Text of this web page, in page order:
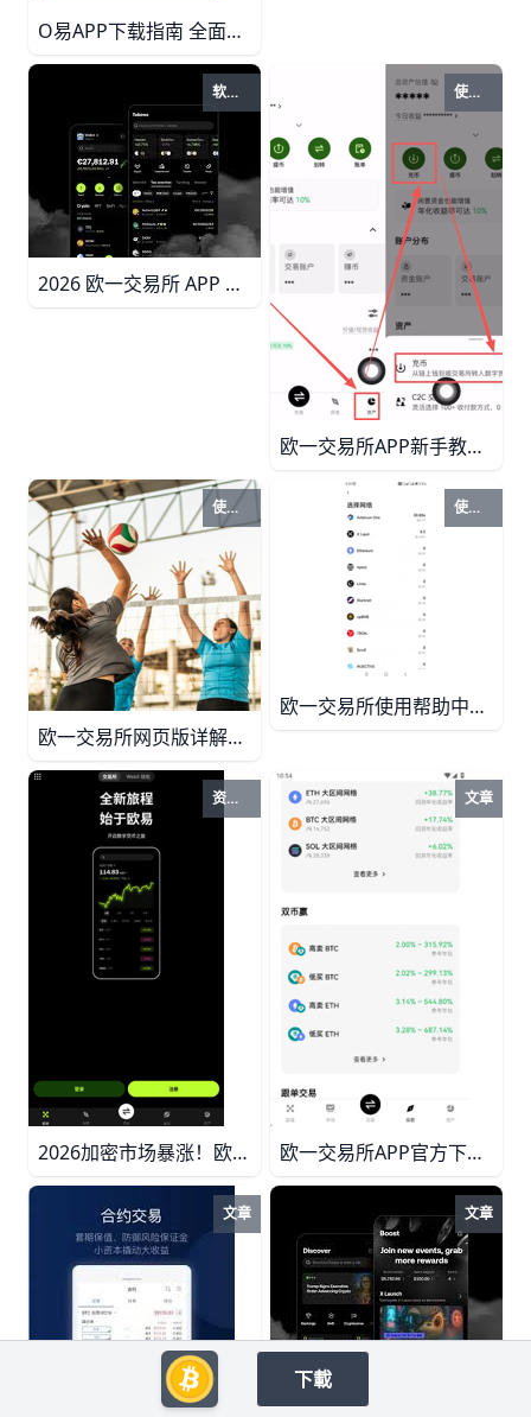
O易APP下载指南 全面介绍欧亿交易所APP的官方下载方法、iPhone与安卓安装步骤，以及安全下载与安装时的注意事项。
软件下载
2026 欧一交易所 APP 官方下载指南！安全获取正版 欧交易所 手机应用全攻略 2026 年最新欧一交易所（Oyi 欧亿）APP 官方正版下载完整指南。详解安卓和 iOS 安全下载步骤、识别假冒应用技巧、首次使用安全设置，保护您的数字资产不受损失。
使用帮助
欧一交易所APP新手教程：10分钟完成注册买币与安全设置 本指南面向数字货币新手，详细讲解欧一交易所APP的下载安装、注册认证、安全设置、法币买币、现货交易、资产划转与充提币流程，帮助你用简单步骤在手机上完成从零到一的完整入门。
使用帮助
欧一交易所网页版详解：账户功能+交易操作全攻略 小白也能看懂的欧一交易所网页版使用指南，涵盖账户功能、身份认证、资金划转、现货交易、充值提现等完整操作，附带实用技巧与常见问题解答。
使用帮助
欧一交易所使用帮助中心：充币提币常见问题与解决方案详解 本指南系统整理欧一交易所在注册、实名认证、充币、提币、法币买卖、现货与合约交易及账户安全等环节的常见问题。通过具体场景示例和清晰排查步骤，帮助新手和进阶用户快速定位“充值未到账”“提币审核中”“网络选错”“风控拦截”等高频故障，并掌握降低操作风险、提升资金安全性与处理效率的实用方法。
资讯推荐
2026加密市场暴涨！欧yiAPP最新投资机会解析，比特币直指100万 2026年6月加密市场持续走强，比特币突破7万美元，以太坊站稳3500美元。欧一O易交易所APP提供即时交易、实时资讯、资产安全等核心功能，深度解析比特币ETF、以太坊生态、AI+Crypto等投资机会，科学配置策略助您把握数字经济浪潮。
文章
欧一交易所APP官方下载指南（2026最新版） 全面解析欧一交易所APP官方下载渠道，教你辨别官网入口与假冒链接，详细说明安卓与苹果安装步骤，并结合实例讲解注册认证、安全设置、充值提币及现货合约等数字货币基础操作，帮助新手安全上手欧一平台。
文章 文章
下載